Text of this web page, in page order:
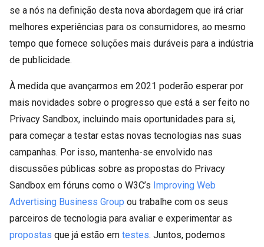
se a nós na definição desta nova abordagem que irá criar
melhores experiências para os consumidores, ao mesmo
tempo que fornece soluções mais duráveis ​​para a indústria
de publicidade.
À medida que avançarmos em 2021 poderão esperar por
mais novidades sobre o progresso que está a ser feito no
Privacy Sandbox, incluindo mais oportunidades para si,
para começar a testar estas novas tecnologias nas suas
campanhas. Por isso, mantenha-se envolvido nas
discussões públicas sobre as propostas do Privacy
Sandbox em fóruns como o W3C’s Improving Web
Advertising Business Group ou trabalhe com os seus
parceiros de tecnologia para avaliar e experimentar as
propostas que já estão em testes. Juntos, podemos